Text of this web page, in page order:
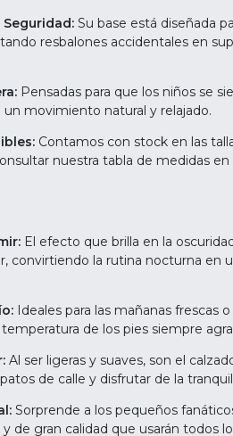
Su base está diseñada
resbalones accidentales en
Pensadas para que los niños se
movimiento natural y relajado.
Contamos con stock en las
nuestra tabla de medidas
El efecto que brilla en la
convirtiendo la rutina nocturna
Ideales para las mañanas frescas
de los pies siempre
Al ser ligeras y suaves, son el
de calle y disfrutar de la
Sorprende a los pequeños
de gran calidad que usarán todos